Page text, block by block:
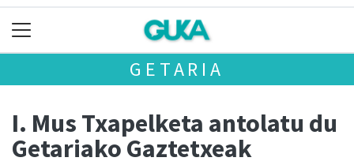
GETARIA
I. Mus Txapelketa antolatu du
Getariako Gaztetxeak